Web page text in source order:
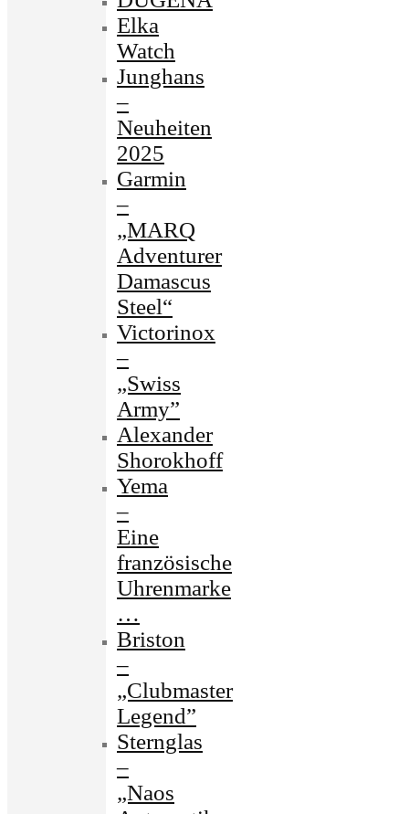
Elka
Watch
Junghans
–
Neuheiten
2025
Garmin
–
„MARQ
Adventurer
Damascus
Steel“
Victorinox
–
„Swiss
Army”
Alexander
Shorokhoff
Yema
–
Eine
französische
Uhrenmarke
…
Briston
–
„Clubmaster
Legend”
Sternglas
–
„Naos